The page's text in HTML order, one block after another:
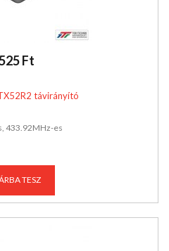
Ft
távirányító
433.92MHz-es
TESZ